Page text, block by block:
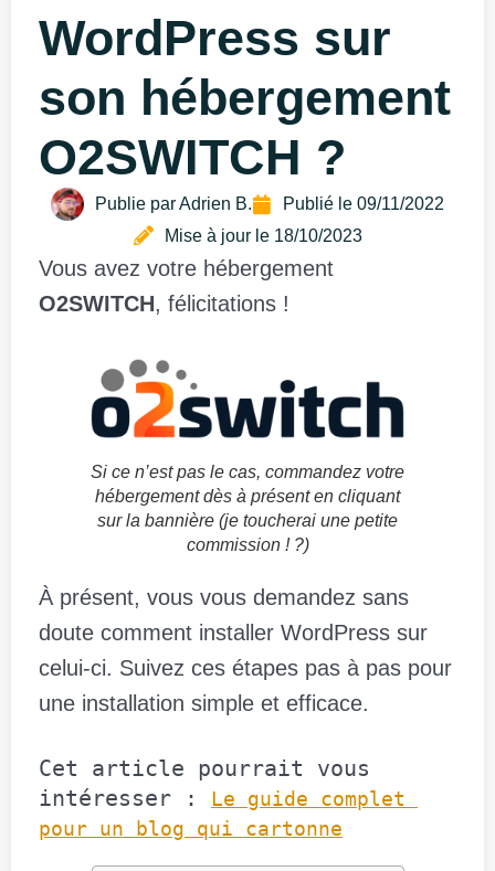
WordPress sur
son hébergement
O2SWITCH ?
Publie parAdrien B. Publié le 09/11/2022
Mise à jour le 18/10/2023
Vous avez votre hébergement
O2SWITCH, félicitations !
Si ce n’est pas le cas, commandez votre
hébergement dès à présent en cliquant
sur la bannière (je toucherai une petite
commission ! ?)
À présent, vous vous demandez sans
doute comment installer WordPress sur
celui-ci. Suivez ces étapes pas à pas pour
une installation simple et efficace.
Cet article pourrait vous
intéresser :
Le guide complet
pour un blog qui cartonne